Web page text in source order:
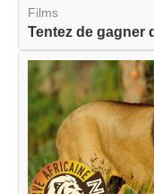
Films